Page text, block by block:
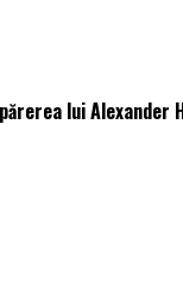
lui Alexander